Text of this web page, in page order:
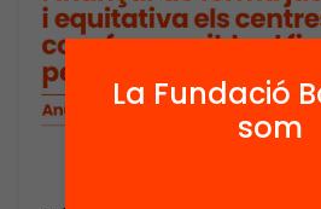
La Fundació
som